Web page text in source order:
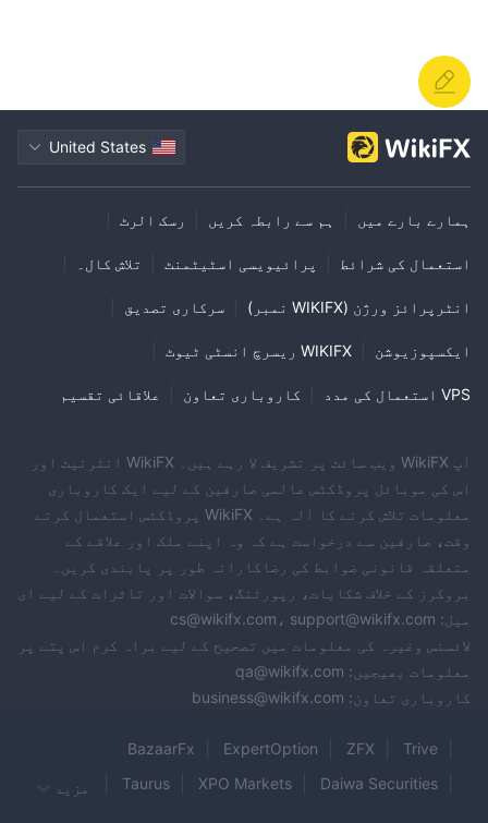
United States
ہمارے بارے میں ہم سے رابطہ کریں رسک الرٹ
استعمال کی شرائط پرائیویسی اسٹیٹمنٹ تلاش کال۔
انٹرپرائز ورژن (WIKIFX نمبر) سرکاری تصدیق
ایکسپوزیوشن WIKIFX ریسرچ انسٹی ٹیوٹ
VPS استعمال کی مدد کاروباری تعاون علاقائی تقسیم
آپ WikiFX ویب سائٹ پر تشریف لا رہے ہیں۔ WikiFX انٹرنیٹ اور
اس کی موبائل پروڈکٹس عالمی صارفین کے لیے ایک کاروباری
معلومات تلاش کرنے کا آلہ ہے۔ WikiFX پروڈکٹس استعمال کرتے
وقت، صارفین سے درخواست ہے کہ وہ اپنے ملک اور علاقے کے
متعلقہ قانونی ضوابط کی رضاکارانہ طور پر پابندی کریں۔
بروکرز کے خلاف شکایات، رپورٹنگ، سوالات اور تاثرات کے لیے ای
میل: cs@wikifx.com، support@wikifx.com
لائسنس وغیرہ کی معلومات میں تصحیح کے لیے براہ کرم اس پتے پر
معلومات بھیجیں: qa@wikifx.com
کاروباری تعاون: business@wikifx.com
Trive
ZFX
ExpertOption
BazaarFx
Daiwa Securities
XPO Markets
Taurus
Wisuno
مزید